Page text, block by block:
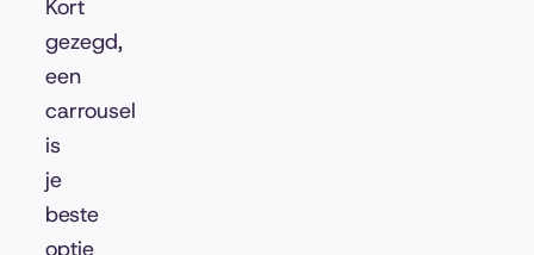
Kort
gezegd,
een
carrousel
is
je
beste
optie